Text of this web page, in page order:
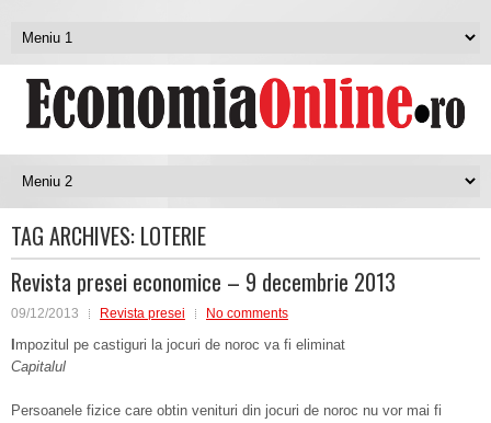
TAG ARCHIVES: LOTERIE
Revista presei economice – 9 decembrie 2013
09/12/2013 Revista presei No comments
mpozitul pe castiguri la jocuri de noroc va fi eliminat
Capitalul
Persoanele fizice care obtin venituri din jocuri de noroc nu vor mai fi